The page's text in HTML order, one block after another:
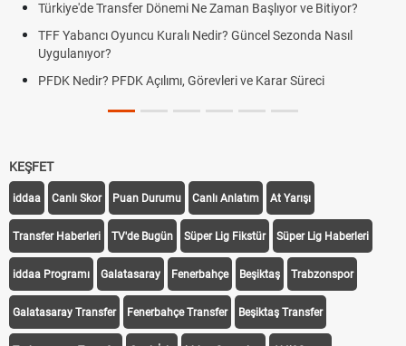
Türkiye'de Transfer Dönemi Ne Zaman Başlıyor ve Bitiyor?
TFF Yabancı Oyuncu Kuralı Nedir? Güncel Sezonda Nasıl
Uygulanıyor?
PFDK Nedir? PFDK Açılımı, Görevleri ve Karar Süreci
KEŞFET
iddaa Canlı Skor Puan Durumu Canlı Anlatım At Yarışı
Transfer Haberleri TV'de Bugün Süper Lig Fikstür Süper Lig Haberleri
iddaa Programı Galatasaray Fenerbahçe Beşiktaş Trabzonspor
Galatasaray Transfer Fenerbahçe Transfer Beşiktaş Transfer